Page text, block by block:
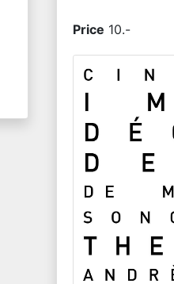
Price 10.-